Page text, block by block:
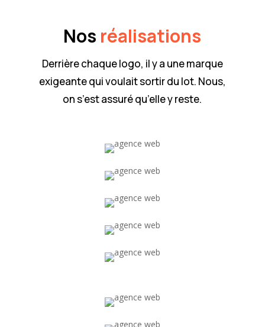
Nos réalisations
Derrière chaque logo, il y a une marque
exigeante qui voulait sortir du lot. Nous,
on s’est assuré qu’elle y reste.